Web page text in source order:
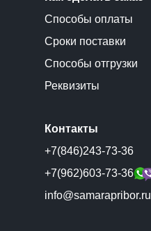
Способы оплаты
Сроки поставки
Способы отгрузки
Реквизиты
Контакты
+7(846)243-73-36
+7(962)603-73-36
info@samarapribor.ru